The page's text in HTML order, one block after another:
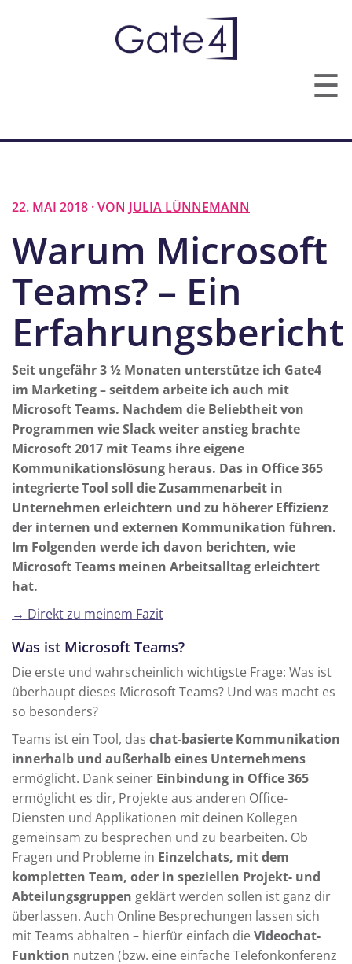
☰
TECHNOLOGIEN
ÜBER UNS
KONTAKT
22. MAI 2018 · VON JULIA LÜNNEMANN
Warum Microsoft
Teams? – Ein
Erfahrungsbericht
Seit ungefähr 3 ½ Monaten unterstütze ich Gate4
im Marketing – seitdem arbeite ich auch mit
Microsoft Teams. Nachdem die Beliebtheit von
Programmen wie Slack weiter anstieg brachte
Microsoft 2017 mit Teams ihre eigene
Kommunikationslösung heraus. Das in Office 365
integrierte Tool soll die Zusammenarbeit in
Unternehmen erleichtern und zu höherer Effizienz
der internen und externen Kommunikation führen.
Im Folgenden werde ich davon berichten, wie
Microsoft Teams meinen Arbeitsalltag erleichtert
hat.
→ Direkt zu meinem Fazit
Was ist Microsoft Teams?
Die erste und wahrscheinlich wichtigste Frage: Was ist
überhaupt dieses Microsoft Teams? Und was macht es
so besonders?
Teams ist ein Tool, das chat-basierte Kommunikation
innerhalb und außerhalb eines Unternehmens
ermöglicht. Dank seiner Einbindung in Office 365
ermöglicht es dir, Projekte aus anderen Office-
Diensten und Applikationen mit deinen Kollegen
gemeinsam zu besprechen und zu bearbeiten. Ob
Fragen und Probleme in Einzelchats, mit dem
kompletten Team, oder in speziellen Projekt- und
Abteilungsgruppen geklärt werden sollen ist ganz dir
überlassen. Auch Online Besprechungen lassen sich
mit Teams abhalten – hierfür einfach dieVideochat-
Funktion nutzen (bzw. eine einfache Telefonkonferenz